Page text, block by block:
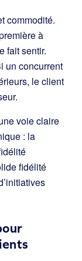
commodité.
à
fait sentir.
un concurrent
le client
voie claire
: la
fidélité